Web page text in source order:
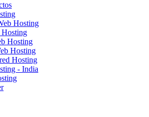
Hosting
Hosting
Hosting
Hosting
Hosting
- India